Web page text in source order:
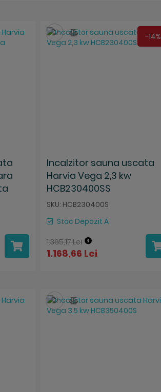
Incalzitor sauna uscata
Harvia Vega 2,3 kw
HCB230400SS
SKU: HCB230400S
-14%
Stoc Depozit A
1.365,17 Lei
1.168,66 Lei
SalveazaCompara
SalveazaCompara